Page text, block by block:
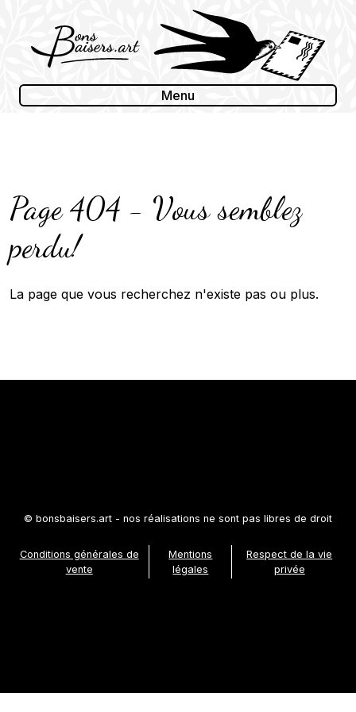
content
Menu
Page 404 - Vous semblez
perdu!
La page que vous recherchez n'existe pas ou plus.
© bonsbaisers.art - nos réalisations ne sont pas libres de droit
Conditions générales de
vente
Mentions
légales
Respect de la vie
privée